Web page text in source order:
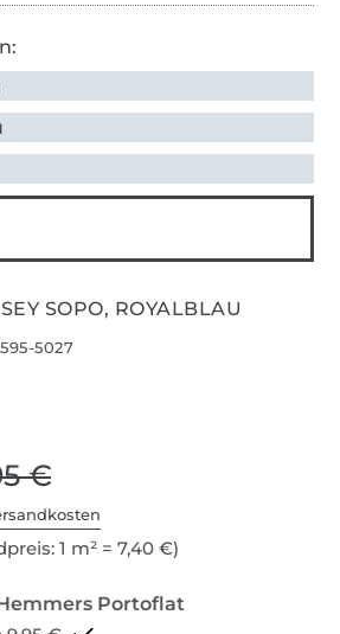
SOPO, ROYALBLAU
5027
€
1 m² = 7,40 €)